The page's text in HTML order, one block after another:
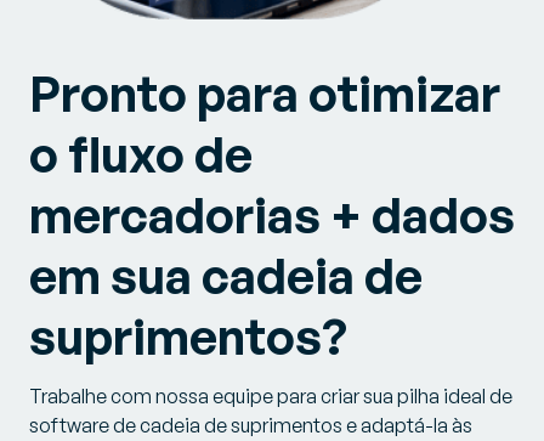
Pronto para otimizar
o fluxo de
mercadorias + dados
em sua cadeia de
suprimentos?
Trabalhe com nossa equipe para criar sua pilha ideal de
software de cadeia de suprimentos e adaptá-la às